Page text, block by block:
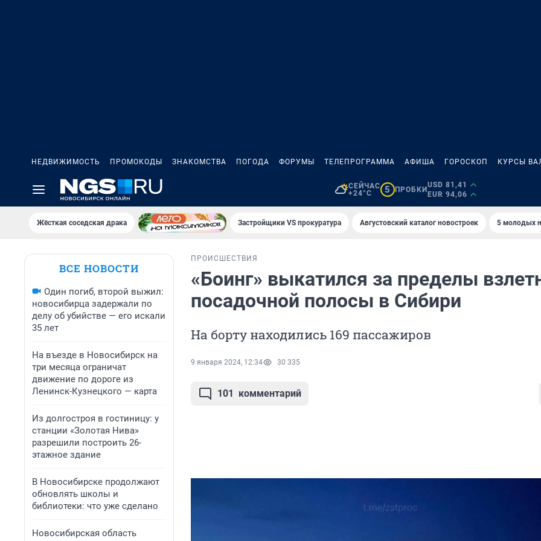
НЕДВИЖИМОСТЬ ПРОМОКОДЫ ЗНАКОМСТВА ПОГОДА ФОРУМЫ ТЕЛЕПРОГРАММА АФИША ГОРОСКОП КУРСЫ
СЕЙЧАС
+24°C
5 ПРОБКИ
USD 81,41
EUR 94,06
Жёсткая соседская драка Застройщики VS прокуратура Августовский каталог новостроек 5 молодых
ВСЕ НОВОСТИ
Один погиб, второй выжил:
новосибирца задержали по
делу об убийстве — его искали
35 лет
На въезде в Новосибирск на
три месяца ограничат
движение по дороге из
Ленинск-Кузнецкого — карта
Из долгостроя в гостиницу: у
станции «Золотая Нива»
разрешили построить 26-
этажное здание
В Новосибирске продолжают
обновлять школы и
библиотеки: что уже сделано
Новосибирская область
ПРОИСШЕСТВИЯ
«Боинг» выкатился за пределы
посадочной полосы в Сибири
На борту находились 169 пассажиров
9 января 2024, 12:34 30 335
101 комментарий